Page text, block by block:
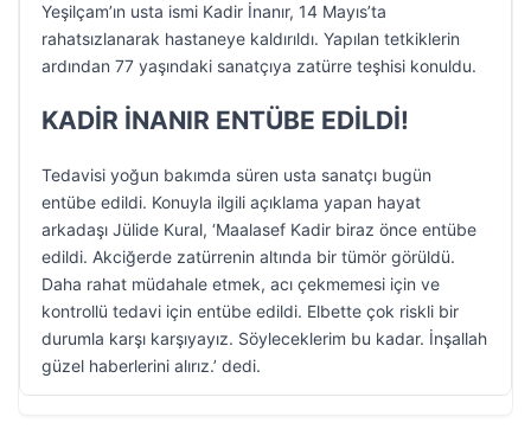
Yeşilçam’ın usta ismi Kadir İnanır, 14 Mayıs’ta
rahatsızlanarak hastaneye kaldırıldı. Yapılan tetkiklerin
ardından 77 yaşındaki sanatçıya zatürre teşhisi konuldu.
KADİR İNANIR ENTÜBE EDİLDİ!
Tedavisi yoğun bakımda süren usta sanatçı bugün
entübe edildi. Konuyla ilgili açıklama yapan hayat
arkadaşı Jülide Kural, ‘Maalasef Kadir biraz önce entübe
edildi. Akciğerde zatürrenin altında bir tümör görüldü.
Daha rahat müdahale etmek, acı çekmemesi için ve
kontrollü tedavi için entübe edildi. Elbette çok riskli bir
durumla karşı karşıyayız. Söyleceklerim bu kadar. İnşallah
güzel haberlerini alırız.’ dedi.